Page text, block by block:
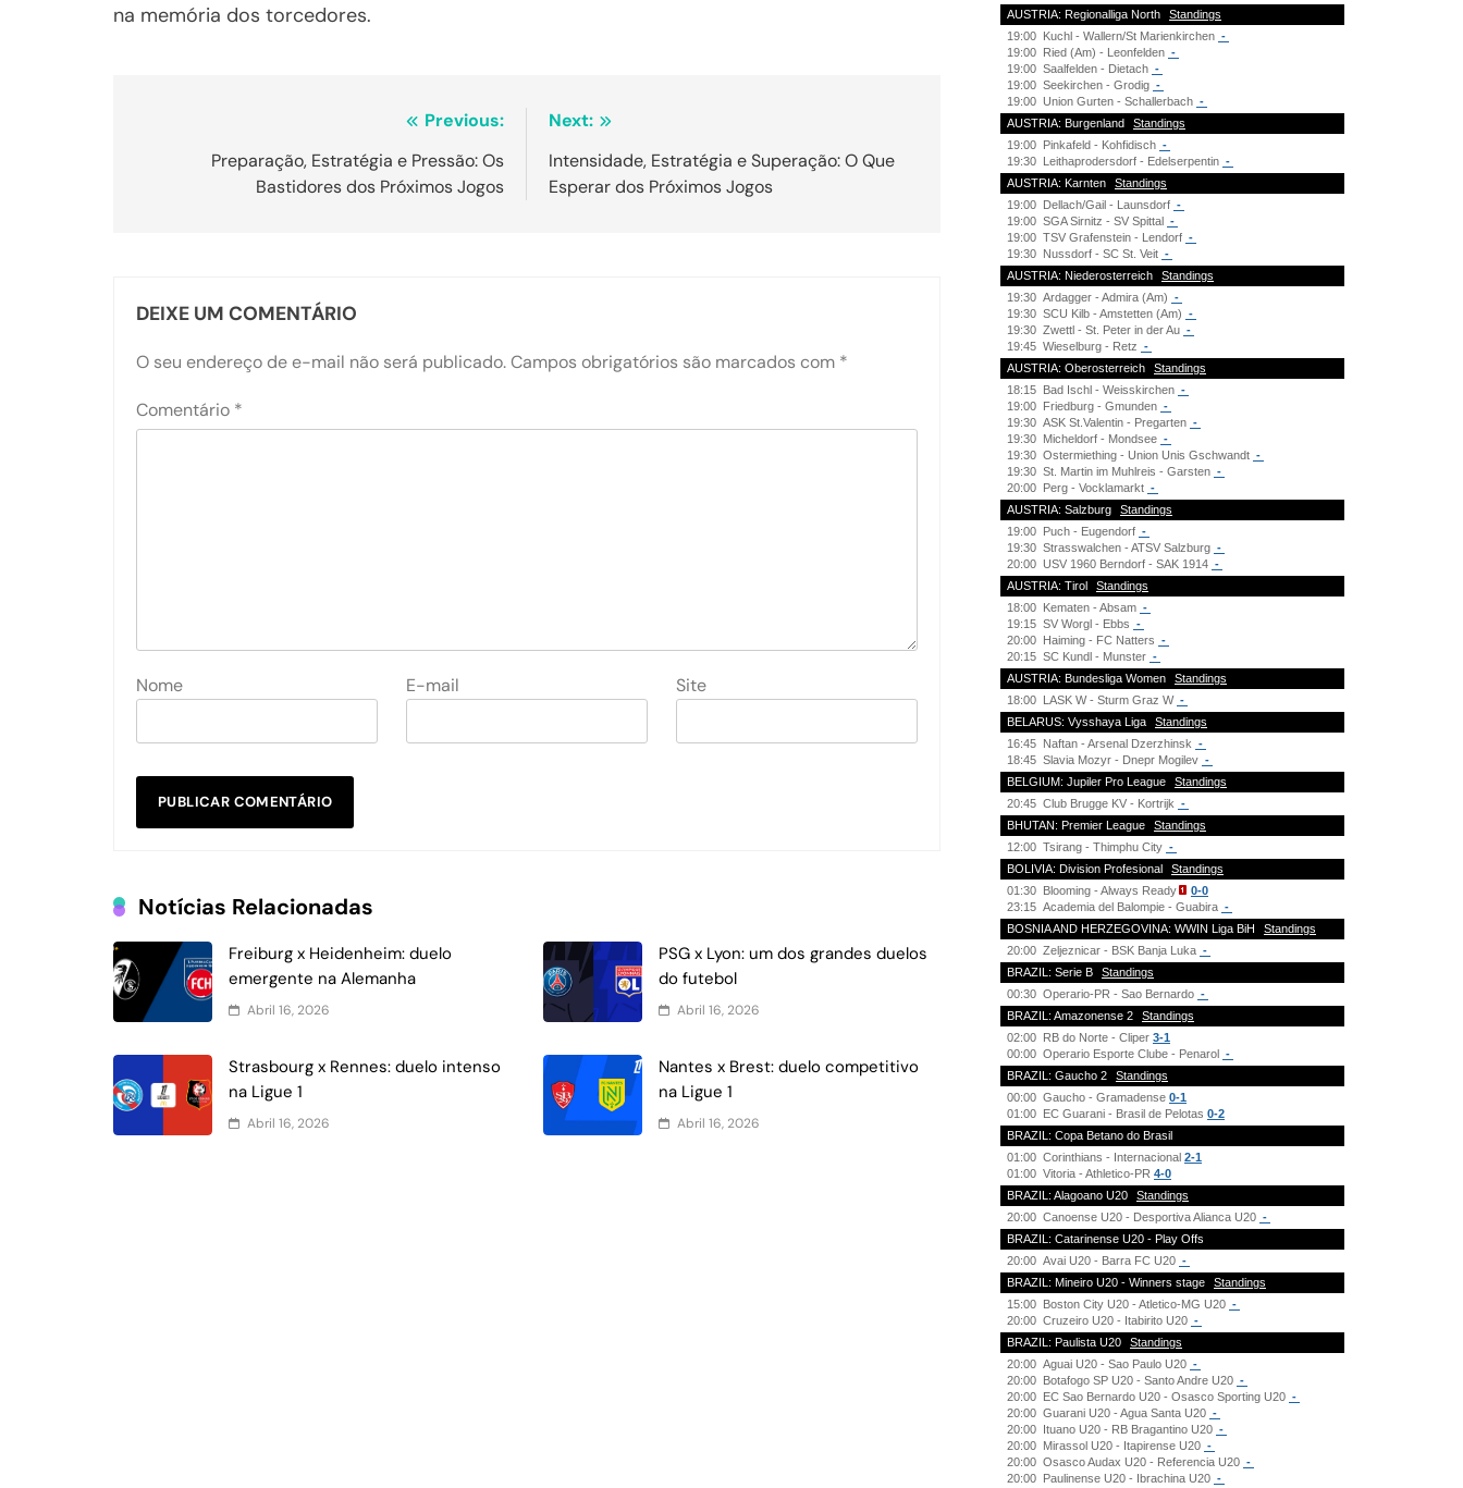
na memória dos torcedores.
Previous:
Preparação, Estratégia e Pressão: Os
Bastidores dos Próximos Jogos
Next:
Intensidade, Estratégia e Superação: O Que
Esperar dos Próximos Jogos
DEIXE UM COMENTÁRIO
O seu endereço de e-mail não será publicado.Campos obrigatórios são marcados com *
Comentário *
Nome E-mail Site
Notícias Relacionadas
Freiburg x Heidenheim: duelo
emergente na Alemanha
Abril 16, 2026
PSG x Lyon: um dos grandes duelos
do futebol
Abril 16, 2026
Strasbourg x Rennes: duelo intenso
na Ligue 1
Abril 16, 2026
Nantes x Brest: duelo competitivo
na Ligue 1
Abril 16, 2026